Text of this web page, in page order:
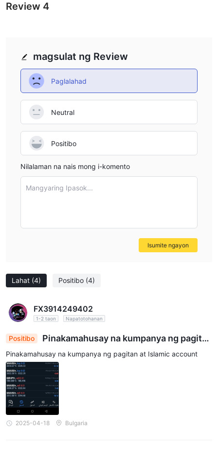
Lahat (4) Positibo (4)
FX3914249402
1-2 taon Napatotohanan
Positibo
Pinakamahusay na kumpanya ng pagitan
at account
Pinakamahusay na kumpanya ng pagitan at Islamic account
2025-04-18 Bulgaria
magsulat ng Review
Paglalahad
Neutral
Positibo
Nilalaman na nais mong i-komento
Mangyaring Ipasok...
Isumite ngayon
Review 4